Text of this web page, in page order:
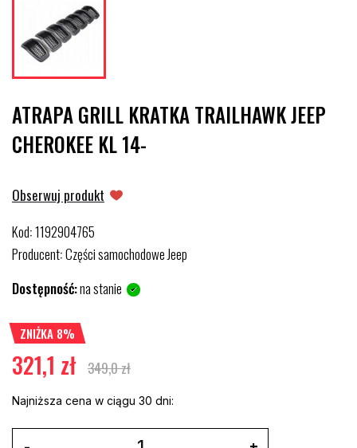
ATRAPA GRILL KRATKA TRAILHAWK JEEP
CHEROKEE KL 14-
Obserwuj produkt
Kod:1192904765
Producent:Części samochodowe Jeep
Dostępność:na stanie
ZNIŻKA 8%
321,1 zł 349,0 zł
Najniższa cena w ciągu 30 dni: